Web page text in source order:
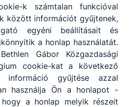
ügyeleti
zárva tart!
az augusztus
k számtalan funkcióval
között információt gyűjtenek,
egyéni beállításait és
a honlap használatát.
Gábor Közgazdasági
cookie-kat a következő
információ gyűjtése azzal
használja Ön a honlapot -
hogy a honlap melyik részeit